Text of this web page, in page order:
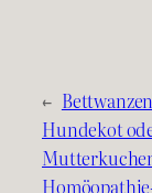
←
Hundekot